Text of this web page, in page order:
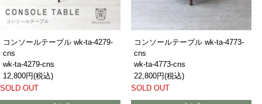
コンソールテーブル wk-ta-4279-
cns
wk-ta-4279-cns
12,800円(税込)
SOLD OUT
コンソールテーブル wk-ta-4773-
cns
wk-ta-4773-cns
22,800円(税込)
SOLD OUT